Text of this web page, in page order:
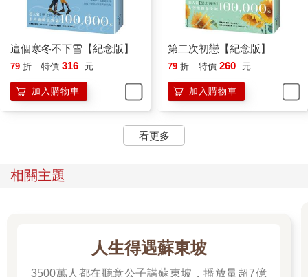
荏苒和張析宇之間就曖昧得要命，而後又這麼長時間孤男寡女共
處一室，兩人之間的關係絕對有了其他進展。
「他今天也來學校上課了。」荏苒將長髮撥至耳後，有些疑
「難道妳今天上課沒遇到他？」
「我早上上的是通識課，他沒有修那門課。奇怪，李聿融怎
幕上滑動。
說，眼睛卻盯著手機螢幕，嘴角浮現淺淺的笑意。
「不要喜歡他卻繼續和他傳訊息？」
這個寒冬不下雪【紀念版】
79 折 特價 316 元
加入購物車
第二次初戀【紀念版】
79 折 特價 260 元
加入購物車
看更多
相關主題
人生得遇蘇東坡
3500萬人都在聽意公子講蘇東坡，播放量超7億